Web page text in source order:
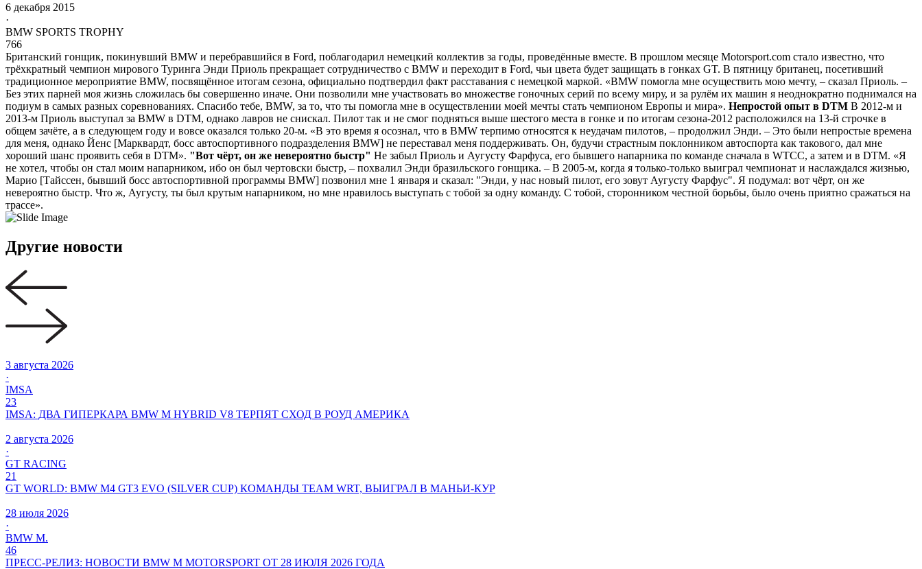
6 декабря 2015
·
BMW SPORTS TROPHY
766
Британский гонщик, покинувший BMW и перебравшийся в Ford, поблагодарил немецкий коллектив за годы, проведённые вместе. В прошлом месяце Motorsport.com стало известно, что
трёхкратный чемпион мирового Туринга Энди Приоль прекращает сотрудничество с BMW и переходит в Ford, чьи цвета будет защищать в гонках GT. В пятницу британец, посетивший
традиционное мероприятие BMW, посвящённое итогам сезона, официально подтвердил факт расставания с немецкой маркой. «BMW помогла мне осуществить мою мечту, – сказал Приоль. –
Без этих парней моя жизнь сложилась бы совершенно иначе. Они позволили мне участвовать во множестве гоночных серий по всему миру, и за рулём их машин я неоднократно поднимался на
подиум в самых разных соревнованиях. Спасибо тебе, BMW, за то, что ты помогла мне в осуществлении моей мечты стать чемпионом Европы и мира». Непростой опыт в DTM В 2012-м и
2013-м Приоль выступал за BMW в DTM, однако лавров не снискал. Пилот так и не смог подняться выше шестого места в гонке и по итогам сезона-2012 расположился на 13-й строчке в
общем зачёте, а в следующем году и вовсе оказался только 20-м. «В это время я осознал, что в BMW терпимо относятся к неудачам пилотов, – продолжил Энди. – Это были непростые времена
для меня, однако Йенс [Марквардт, босс автоспортивного подразделения BMW] не переставал меня поддерживать. Он, будучи страстным поклонником автоспорта как такового, дал мне
хороший шанс проявить себя в DTM». "Вот чёрт, он же невероятно быстр" Не забыл Приоль и Аугусту Фарфуса, его бывшего напарника по команде сначала в WTCC, а затем и в DTM. «Я
не хотел, чтобы он стал моим напарником, ибо он был чертовски быстр, – похвалил Энди бразильского гонщика. – В 2005-м, когда я только-только выиграл чемпионат и наслаждался жизнью,
Марио [Тайссен, бывший босс автоспортивной программы BMW] позвонил мне 1 января и сказал: "Энди, у нас новый пилот, его зовут Аугусту Фарфус". Я подумал: вот чёрт, он же
невероятно быстр. Что ж, Аугусту, ты был крутым напарником, но мне нравилось выступать с тобой за одну команду. С тобой, сторонником честной борьбы, было очень приятно сражаться на
трассе».
Другие новости
3 августа 2026
·
IMSA
23
IMSA: ДВА ГИПЕРКАРА BMW M HYBRID V8 ТЕРПЯТ СХОД В РОУД АМЕРИКА
2 августа 2026
·
GT RACING
21
GT WORLD: BMW M4 GT3 EVO (SILVER CUP) КОМАНДЫ TEAM WRT, ВЫИГРАЛ В МАНЬИ-КУР
28 июля 2026
·
BMW M.
46
ПРЕСС-РЕЛИЗ: НОВОСТИ BMW M MOTORSPORT ОТ 28 ИЮЛЯ 2026 ГОДА